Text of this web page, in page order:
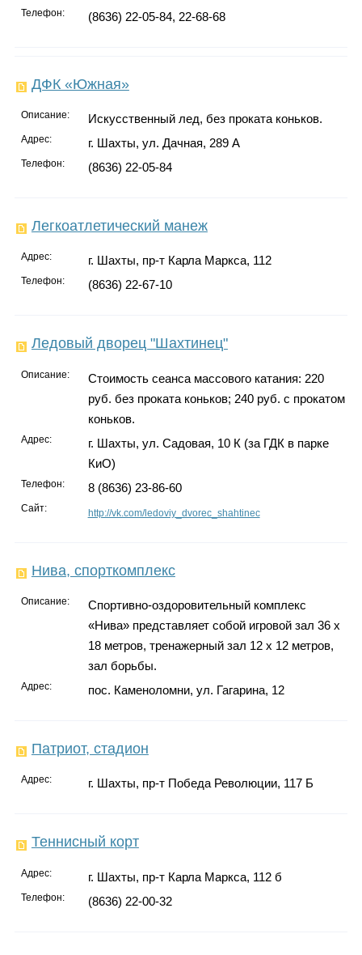
Телефон: (8636) 22-05-84, 22-68-68
ДФК «Южная»
Описание: Искусственный лед, без проката коньков.
Адрес: г. Шахты, ул. Дачная, 289 А
Телефон: (8636) 22-05-84
Легкоатлетический манеж
Адрес: г. Шахты, пр-т Карла Маркса, 112
Телефон: (8636) 22-67-10
Ледовый дворец "Шахтинец"
Описание:
Стоимость сеанса массового катания: 220
руб. без проката коньков; 240 руб. с прокатом
коньков.
Адрес:
г. Шахты, ул. Садовая, 10 К (за ГДК в парке
КиО)
Телефон: 8 (8636) 23-86-60
Сайт: http://vk.com/ledoviy_dvorec_shahtinec
Нива, спорткомплекс
Описание:
Спортивно-оздоровительный комплекс
«Нива» представляет собой игровой зал 36 х
18 метров, тренажерный зал 12 х 12 метров,
зал борьбы.
Адрес: пос. Каменоломни, ул. Гагарина, 12
Патриот, стадион
Адрес: г. Шахты, пр-т Победа Революции, 117 Б
Теннисный корт
Адрес: г. Шахты, пр-т Карла Маркса, 112 б
Телефон: (8636) 22-00-32